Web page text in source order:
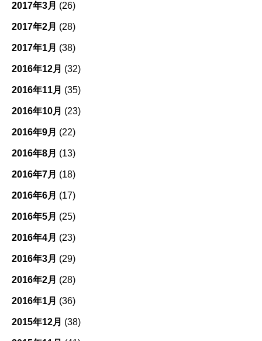
2017年3月 (26)
2017年2月 (28)
2017年1月 (38)
2016年12月 (32)
2016年11月 (35)
2016年10月 (23)
2016年9月 (22)
2016年8月 (13)
2016年7月 (18)
2016年6月 (17)
2016年5月 (25)
2016年4月 (23)
2016年3月 (29)
2016年2月 (28)
2016年1月 (36)
2015年12月 (38)